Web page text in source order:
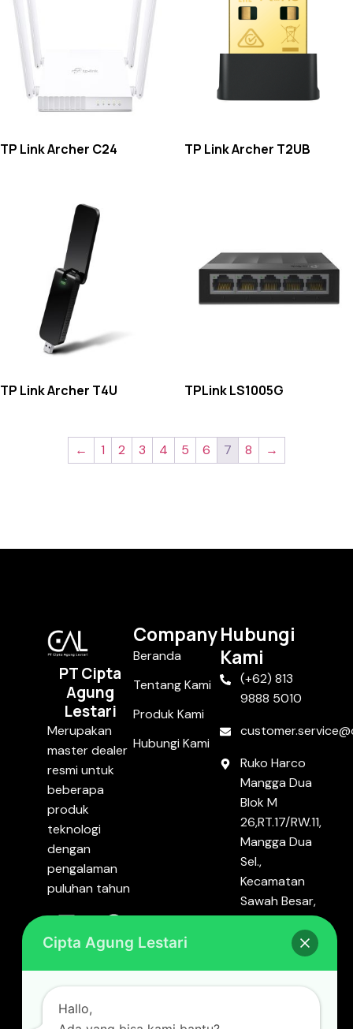
TP Link Archer C24 TP Link Archer T2UB
TP Link Archer T4U TPLink LS1005G
← 1 2 3 4 5 6 7 8 →
PT Cipta
Agung
Lestari
Merupakan
master dealer
resmi untuk
beberapa
produk
teknologi
dengan
pengalaman
puluhan tahun
Company
Beranda
Tentang Kami
Produk Kami
Hubungi Kami
Hubungi
Kami
(+62) 813
9888 5010
Ruko Harco
Mangga Dua
Blok M
26,RT.17/RW.11,
Mangga Dua
Sel.,
Kecamatan
Sawah Besar,
Kota Jakarta
Pusat, DKI
Cipta Agung Lestari
Hallo,